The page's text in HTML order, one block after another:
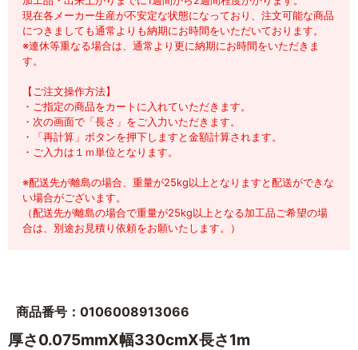
現在各メーカー生産が不安定な状態になっており、注文可能な商品
につきましても通常よりも納期にお時間をいただいております。
※連休等重なる場合は、通常より更に納期にお時間をいただきま
す。
【ご注文操作方法】
・ご指定の商品をカートに入れていただきます。
・次の画面で「長さ」をご入力いただきます。
・「再計算」ボタンを押下しますと金額計算されます。
・ご入力は１ｍ単位となります。
※配送先が離島の場合、重量が25kg以上となりますと配送ができな
い場合がございます。
（配送先が離島の場合で重量が25kg以上となる加工品ご希望の場
合は、別途お見積り依頼をお願いたします。）
商品番号：0106008913066
厚さ0.075mmX幅330cmX長さ1m